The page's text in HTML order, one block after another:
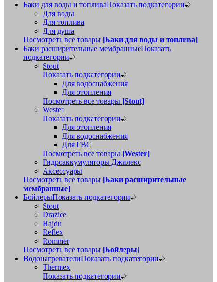
Баки для воды и топливаПоказать подкатегории
Для воды
Для топлива
Для душа
Посмотреть все товары [Баки для воды и топлива]
Баки расширительные мембранныеПоказать
подкатегории
Stout
Показать подкатегории
Для водоснабжения
Для отопления
Посмотреть все товары [Stout]
Wester
Показать подкатегории
Для отопления
Для водоснабжения
Для ГВС
Посмотреть все товары [Wester]
Гидроаккумуляторы Джилекс
Аксессуары
Посмотреть все товары [Баки расширительные
мембранные]
БойлерыПоказать подкатегории
Stout
Drazice
Hajdu
Reflex
Rommer
Посмотреть все товары [Бойлеры]
ВодонагревателиПоказать подкатегории
Thermex
Показать подкатегории